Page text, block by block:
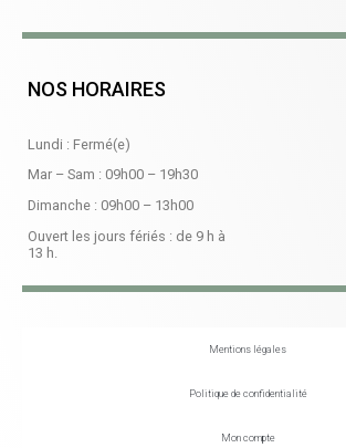
NOS HORAIRES
Lundi : Fermé(e)
Mar – Sam : 09h00 – 19h30
Dimanche : 09h00 – 13h00
Ouvert les jours fériés : de 9 h à
13 h.
Mentions légales
Politique de confidentialité
Mon compte